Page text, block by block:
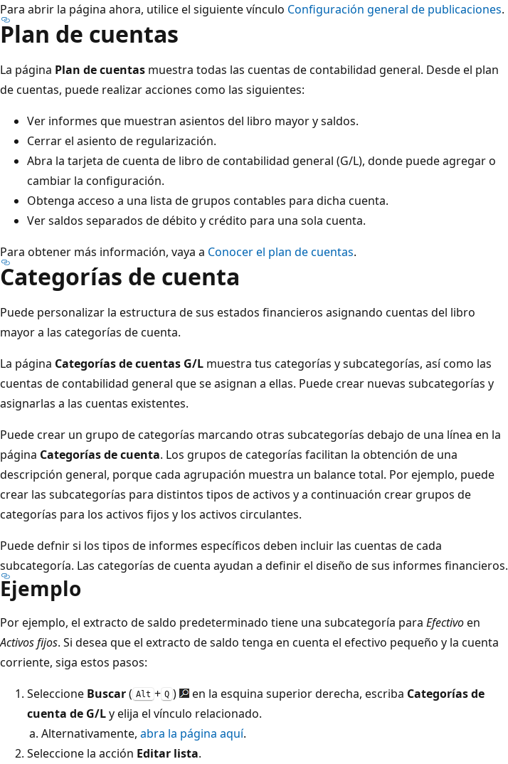
Para abrir la página ahora, utilice el siguiente vínculo Configuración general de publicaciones.
Plan de cuentas
La página Plan de cuentas muestra todas las cuentas de contabilidad general. Desde el plan
de cuentas, puede realizar acciones como las siguientes:
Ver informes que muestran asientos del libro mayor y saldos.
Cerrar el asiento de regularización.
Abra la tarjeta de cuenta de libro de contabilidad general (G/L), donde puede agregar o
cambiar la configuración.
Obtenga acceso a una lista de grupos contables para dicha cuenta.
Ver saldos separados de débito y crédito para una sola cuenta.
Para obtener más información, vaya a Conocer el plan de cuentas.
Categorías de cuenta
Puede personalizar la estructura de sus estados financieros asignando cuentas del libro
mayor a las categorías de cuenta.
La página Categorías de cuentas G/L muestra tus categorías y subcategorías, así como las
cuentas de contabilidad general que se asignan a ellas. Puede crear nuevas subcategorías y
asignarlas a las cuentas existentes.
Puede crear un grupo de categorías marcando otras subcategorías debajo de una línea en la
página Categorías de cuenta. Los grupos de categorías facilitan la obtención de una
descripción general, porque cada agrupación muestra un balance total. Por ejemplo, puede
crear las subcategorías para distintos tipos de activos y a continuación crear grupos de
categorías para los activos fijos y los activos circulantes.
Puede defnir si los tipos de informes específicos deben incluir las cuentas de cada
subcategoría. Las categorías de cuenta ayudan a definir el diseño de sus informes financieros.
Ejemplo
Por ejemplo, el extracto de saldo predeterminado tiene una subcategoría para Efectivoen
Activos fijos. Si desea que el extracto de saldo tenga en cuenta el efectivo pequeño y la cuenta
corriente, siga estos pasos:
Seleccione Buscar( Alt + Q ) en la esquina superior derecha, escriba Categorías de
cuenta de G/Ly elija el vínculo relacionado.
Alternativamente, abra la página aquí.
Seleccione la acción Editar lista.